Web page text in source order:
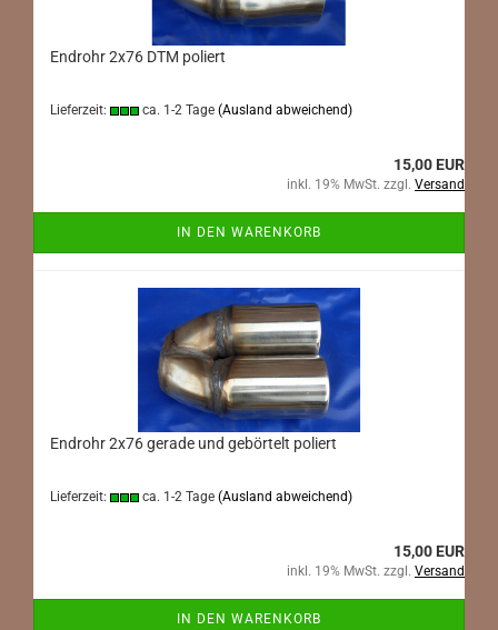
Endrohr 2x76 DTM poliert
Lieferzeit: ca. 1-2 Tage (Ausland abweichend)
15,00 EUR
inkl. 19% MwSt. zzgl. Versand
IN DEN WARENKORB
Endrohr 2x76 gerade und gebörtelt poliert
Lieferzeit: ca. 1-2 Tage (Ausland abweichend)
15,00 EUR
inkl. 19% MwSt. zzgl. Versand
IN DEN WARENKORB